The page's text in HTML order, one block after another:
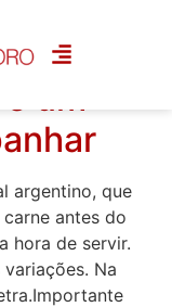
um
argentino, que
antes do
hora de servir.
Na